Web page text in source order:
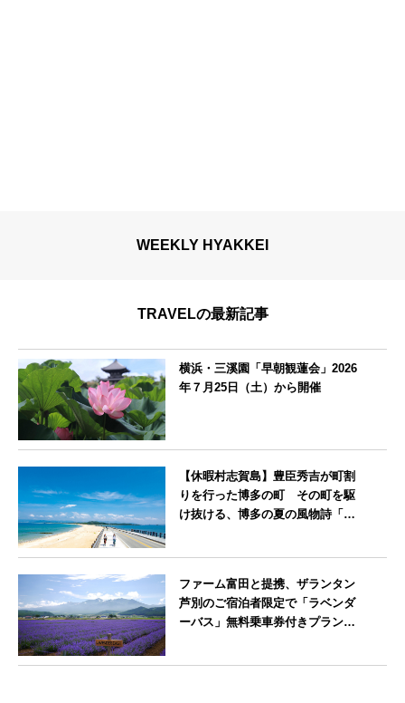
WEEKLY HYAKKEI
TRAVELの最新記事
横浜・三溪園「早朝観蓮会」2026
年７月25日（土）から開催
【休暇村志賀島】豊臣秀吉が町割
りを行った博多の町 その町を駆
け抜ける、博多の夏の風物詩「博
ファーム富田と提携、ザランタン
芦別のご宿泊者限定で「ラベンダ
ーバス」無料乗車券付きプランを